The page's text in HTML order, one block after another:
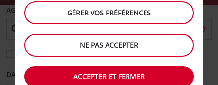
AGENCE DE DÉPART
Sélectionnez une autre agence de retour
DATE DE DÉPART DATE DE RETOUR
GÉRER VOS PRÉFÉRENCES
NE PAS ACCEPTER
ACCEPTER ET FERMER